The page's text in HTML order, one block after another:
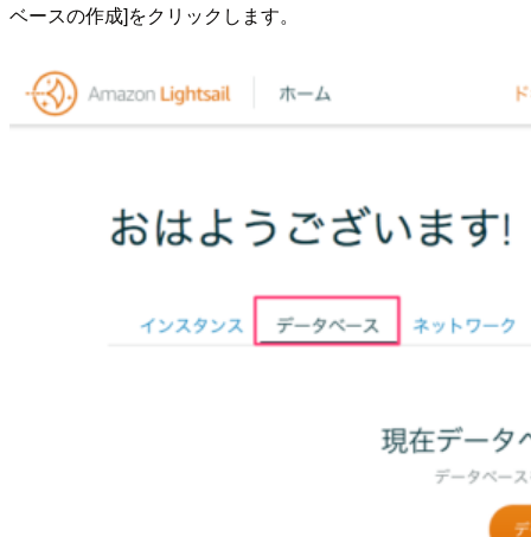
ベースの作成]をクリックします。